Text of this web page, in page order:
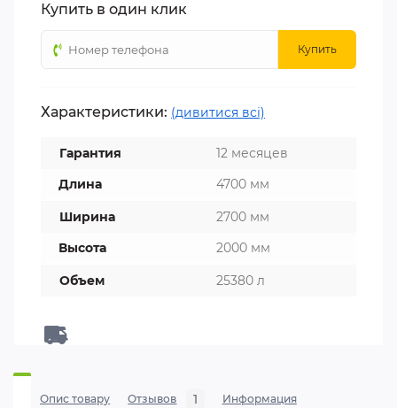
Купить в один клик
Купить
Характеристики: (дивитися всі)
Гарантия
12 месяцев
Длина
4700 мм
Ширина
2700 мм
Высота
2000 мм
Объем 25380 л
Опис товару Отзывов 1 Информация